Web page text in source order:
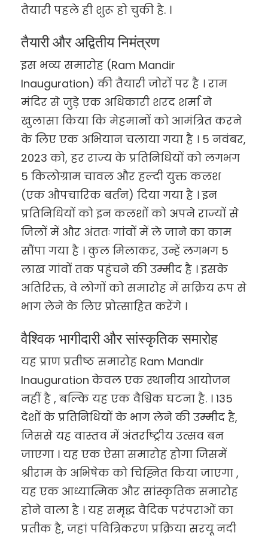
तैयारी पहले ही शुरू हो चुकी है. ।
तैयारी और अद्वितीय निमंत्रण
इस भव्य समारोह (Ram Mandir
Inauguration) की तैयारी जोरों पर है । राम
मंदिर से जुड़े एक अधिकारी शरद शर्मा ने
खुलासा किया कि मेहमानों को आमंत्रित करने
के लिए एक अभियान चलाया गया है । 5 नवंबर,
2023 को, हर राज्य के प्रतिनिधियों को लगभग
5 किलोग्राम चावल और हल्दी युक्त कलश
(एक औपचारिक बर्तन) दिया गया है । इन
प्रतिनिधियों को इन कलशों को अपने राज्यों से
जिलों में और अंततः गांवों में ले जाने का काम
सौंपा गया है । कुल मिलाकर, उन्हें लगभग 5
लाख गांवों तक पहुंचने की उम्मीद है । इसके
अतिरिक्त, वे लोगों को समारोह में सक्रिय रूप से
भाग लेने के लिए प्रोत्साहित करेंगे ।
वैश्विक भागीदारी और सांस्कृतिक समारोह
यह प्राण प्रतीष्ठ समारोह Ram Mandir
Inauguration केवल एक स्थानीय आयोजन
नहीं है , बल्कि यह एक वैश्विक घटना है. । 135
देशों के प्रतिनिधियों के भाग लेने की उम्मीद है,
जिससे यह वास्तव में अंतर्राष्ट्रीय उत्सव बन
जाएगा । यह एक ऐसा समारोह होगा जिसमें
श्रीराम के अभिषेक को चिह्नित किया जाएगा ,
यह एक आध्यात्मिक और सांस्कृतिक समारोह
होने वाला है । यह समृद्ध वैदिक परंपराओं का
प्रतीक है, जहां पवित्रिकरण प्रक्रिया सरयू नदी